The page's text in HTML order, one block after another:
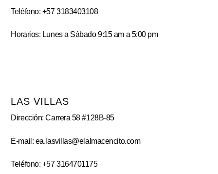
Teléfono: +57 3183403108
Horarios: Lunes a Sábado 9:15 am a 5:00 pm
LAS VILLAS
Dirección: Carrera 58 #128B-85
E-mail: ea.lasvillas@elalmacencito.com
Teléfono: +57 3164701175